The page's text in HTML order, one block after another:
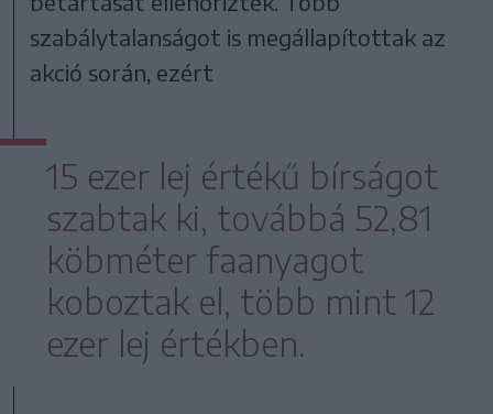
szabálytalanságot is megállapítottak az
akció során, ezért
15 ezer lej értékű bírságot
szabtak ki, továbbá 52,81
köbméter faanyagot
koboztak el, több mint 12
ezer lej értékben.